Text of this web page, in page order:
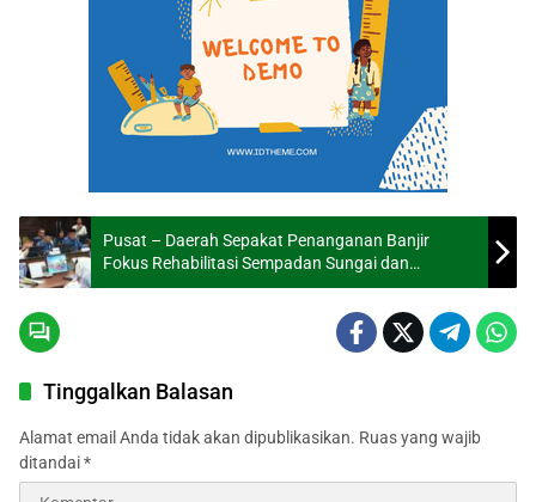
Pusat – Daerah Sepakat Penanganan Banjir
Fokus Rehabilitasi Sempadan Sungai dan
Ketahanan Pangan
Tinggalkan Balasan
Alamat email Anda tidak akan dipublikasikan. Ruas yang wajib
ditandai*